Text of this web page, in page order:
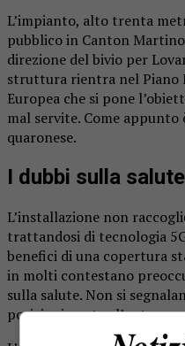
L’impianto, alto trenta
pubblico in Canton
direzione del bivio per
struttura rientra nel Piano
Europea che si pone
mal servite. Come appunto
quaronese.
I dubbi sulla salute
L’installazione non
trattandosi di tecnologia
benefici di una copertura
in molti contestano
sulla salute. Non si
posizioni contro